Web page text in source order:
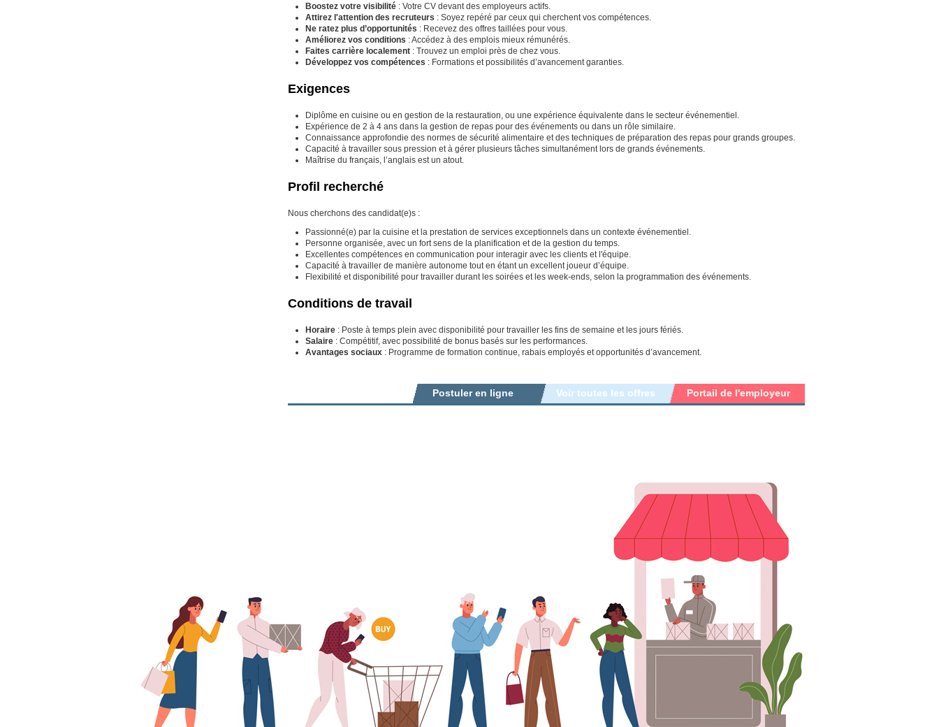
Boostez votre visibilité : Votre CV devant des employeurs actifs.
Attirez l'attention des recruteurs : Soyez repéré par ceux qui cherchent vos compétences.
Ne ratez plus d’opportunités : Recevez des offres taillées pour vous.
Améliorez vos conditions : Accédez à des emplois mieux rémunérés.
Faites carrière localement : Trouvez un emploi près de chez vous.
Développez vos compétences : Formations et possibilités d’avancement garanties.
Exigences
Diplôme en cuisine ou en gestion de la restauration, ou une expérience équivalente dans le secteur événementiel.
Expérience de 2 à 4 ans dans la gestion de repas pour des événements ou dans un rôle similaire.
Connaissance approfondie des normes de sécurité alimentaire et des techniques de préparation des repas pour grands groupes.
Capacité à travailler sous pression et à gérer plusieurs tâches simultanément lors de grands événements.
Maîtrise du français, l’anglais est un atout.
Profil recherché
Nous cherchons des candidat(e)s :
Passionné(e) par la cuisine et la prestation de services exceptionnels dans un contexte événementiel.
Personne organisée, avec un fort sens de la planification et de la gestion du temps.
Excellentes compétences en communication pour interagir avec les clients et l'équipe.
Capacité à travailler de manière autonome tout en étant un excellent joueur d’équipe.
Flexibilité et disponibilité pour travailler durant les soirées et les week-ends, selon la programmation des événements.
Conditions de travail
Horaire : Poste à temps plein avec disponibilité pour travailler les fins de semaine et les jours fériés.
Salaire : Compétitif, avec possibilité de bonus basés sur les performances.
Avantages sociaux : Programme de formation continue, rabais employés et opportunités d’avancement.
Portail de l'employeur
Voir toutes les offres
Postuler en ligne